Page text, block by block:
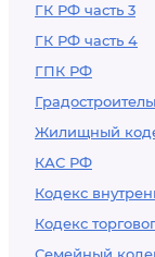
ГК РФ часть 3
ГК РФ часть 4
ГПК РФ
Жилищный
КАС РФ
Кодекс
Кодекс